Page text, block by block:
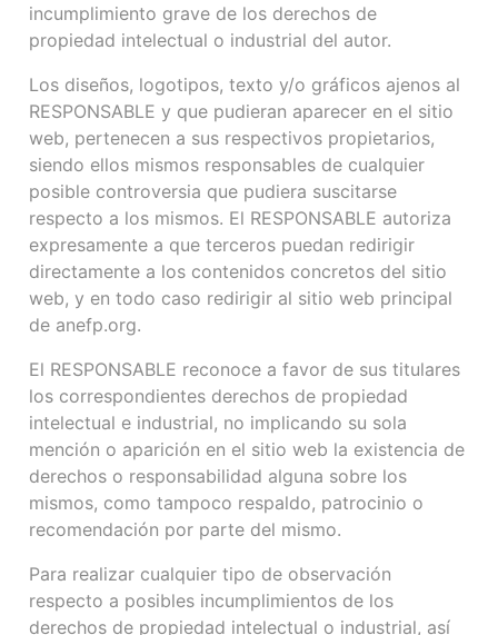
incumplimiento grave de los derechos de
propiedad intelectual o industrial del autor.
Los diseños, logotipos, texto y/o gráficos ajenos al
RESPONSABLE y que pudieran aparecer en el sitio
web, pertenecen a sus respectivos propietarios,
siendo ellos mismos responsables de cualquier
posible controversia que pudiera suscitarse
respecto a los mismos. El RESPONSABLE autoriza
expresamente a que terceros puedan redirigir
directamente a los contenidos concretos del sitio
web, y en todo caso redirigir al sitio web principal
de anefp.org.
El RESPONSABLE reconoce a favor de sus titulares
los correspondientes derechos de propiedad
intelectual e industrial, no implicando su sola
mención o aparición en el sitio web la existencia de
derechos o responsabilidad alguna sobre los
mismos, como tampoco respaldo, patrocinio o
recomendación por parte del mismo.
Para realizar cualquier tipo de observación
respecto a posibles incumplimientos de los
derechos de propiedad intelectual o industrial, así